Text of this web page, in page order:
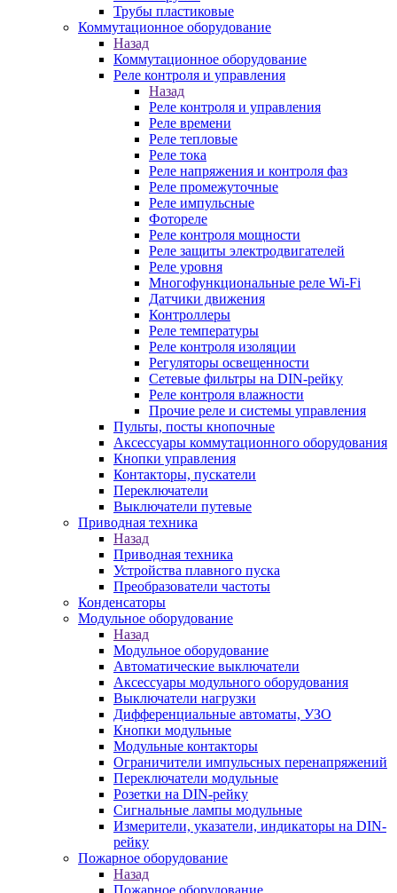
Трубы пластиковые
Коммутационное оборудование
Назад
Коммутационное оборудование
Реле контроля и управления
Назад
Реле контроля и управления
Реле времени
Реле тепловые
Реле тока
Реле напряжения и контроля фаз
Реле промежуточные
Реле импульсные
Фотореле
Реле контроля мощности
Реле защиты электродвигателей
Реле уровня
Многофункциональные реле Wi-Fi
Датчики движения
Контроллеры
Реле температуры
Реле контроля изоляции
Регуляторы освещенности
Сетевые фильтры на DIN-рейку
Реле контроля влажности
Прочие реле и системы управления
Пульты, посты кнопочные
Аксессуары коммутационного оборудования
Кнопки управления
Контакторы, пускатели
Переключатели
Выключатели путевые
Приводная техника
Назад
Приводная техника
Устройства плавного пуска
Преобразователи частоты
Конденсаторы
Модульное оборудование
Назад
Модульное оборудование
Автоматические выключатели
Аксессуары модульного оборудования
Выключатели нагрузки
Дифференциальные автоматы, УЗО
Кнопки модульные
Модульные контакторы
Ограничители импульсных перенапряжений
Переключатели модульные
Розетки на DIN-рейку
Сигнальные лампы модульные
Измерители, указатели, индикаторы на DIN-
рейку
Пожарное оборудование
Назад
Пожарное оборудование